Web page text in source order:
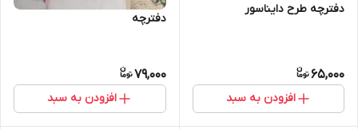
دفترچه طرح دایناسور
65,000
افزودن به سبد
دفترچه
79,000
افزودن به سبد